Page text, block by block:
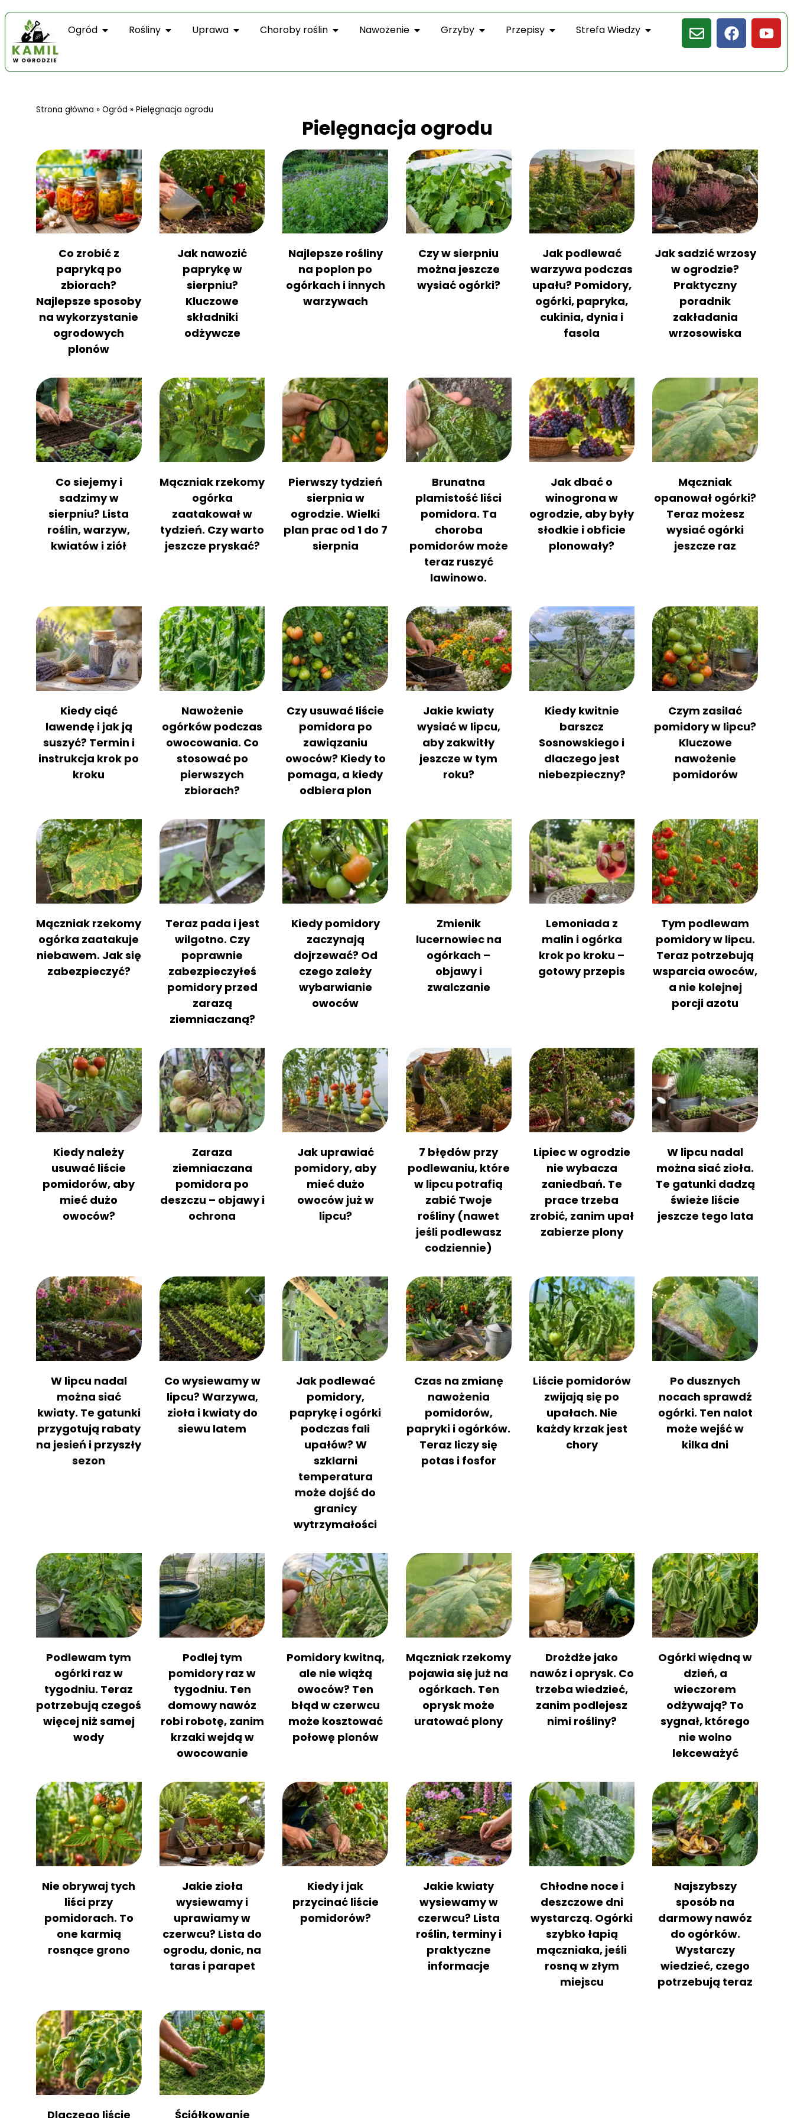
Ogród Rośliny Uprawa Choroby roślin Nawożenie Grzyby Przepisy Strefa Wiedzy
Strona główna »Ogród »Pielęgnacja ogrodu
Pielęgnacja ogrodu
Co zrobić z
papryką po
zbiorach?
Najlepsze sposoby
na wykorzystanie
ogrodowych
plonów
Jak nawozić
paprykę w
sierpniu?
Kluczowe
składniki
odżywcze
Najlepsze rośliny
na poplon po
ogórkach i innych
warzywach
Czy w sierpniu
można jeszcze
wysiać ogórki?
Jak podlewać
warzywa podczas
upału? Pomidory,
ogórki, papryka,
cukinia, dynia i
fasola
Jak sadzić wrzosy
w ogrodzie?
Praktyczny
poradnik
zakładania
wrzosowiska
Co siejemy i
sadzimy w
sierpniu? Lista
roślin, warzyw,
kwiatów i ziół
Mączniak rzekomy
ogórka
zaatakował w
tydzień. Czy warto
jeszcze pryskać?
Pierwszy tydzień
sierpnia w
ogrodzie. Wielki
plan prac od 1 do 7
sierpnia
Brunatna
plamistość liści
pomidora. Ta
choroba
pomidorów może
teraz ruszyć
lawinowo.
Jak dbać o
winogrona w
ogrodzie, aby były
słodkie i obficie
plonowały?
Mączniak
opanował ogórki?
Teraz możesz
wysiać ogórki
jeszcze raz
Kiedy ciąć
lawendę i jak ją
suszyć? Termin i
instrukcja krok po
kroku
Nawożenie
ogórków podczas
owocowania. Co
stosować po
pierwszych
zbiorach?
Czy usuwać liście
pomidora po
zawiązaniu
owoców? Kiedy to
pomaga, a kiedy
odbiera plon
Jakie kwiaty
wysiać w lipcu,
aby zakwitły
jeszcze w tym
roku?
Kiedy kwitnie
barszcz
Sosnowskiego i
dlaczego jest
niebezpieczny?
Czym zasilać
pomidory w lipcu?
Kluczowe
nawożenie
pomidorów
Mączniak rzekomy
ogórka zaatakuje
niebawem. Jak się
zabezpieczyć?
Teraz pada i jest
wilgotno. Czy
poprawnie
zabezpieczyłeś
pomidory przed
zarazą
ziemniaczaną?
Kiedy pomidory
zaczynają
dojrzewać? Od
czego zależy
wybarwianie
owoców
Zmienik
lucernowiec na
ogórkach –
objawy i
zwalczanie
Lemoniada z
malin i ogórka
krok po kroku –
gotowy przepis
Tym podlewam
pomidory w lipcu.
Teraz potrzebują
wsparcia owoców,
a nie kolejnej
porcji azotu
Kiedy należy
usuwać liście
pomidorów, aby
mieć dużo
owoców?
Zaraza
ziemniaczana
pomidora po
deszczu – objawy i
ochrona
Jak uprawiać
pomidory, aby
mieć dużo
owoców już w
lipcu?
7 błędów przy
podlewaniu, które
w lipcu potrafią
zabić Twoje
rośliny (nawet
jeśli podlewasz
codziennie)
Lipiec w ogrodzie
nie wybacza
zaniedbań. Te
prace trzeba
zrobić, zanim upał
zabierze plony
W lipcu nadal
można siać zioła.
Te gatunki dadzą
świeże liście
jeszcze tego lata
W lipcu nadal
można siać
kwiaty. Te gatunki
przygotują rabaty
na jesień i przyszły
sezon
Co wysiewamy w
lipcu? Warzywa,
zioła i kwiaty do
siewu latem
Jak podlewać
pomidory,
paprykę i ogórki
podczas fali
upałów? W
szklarni
temperatura
może dojść do
granicy
wytrzymałości
Czas na zmianę
nawożenia
pomidorów,
papryki i ogórków.
Teraz liczy się
potas i fosfor
Liście pomidorów
zwijają się po
upałach. Nie
każdy krzak jest
chory
Po dusznych
nocach sprawdź
ogórki. Ten nalot
może wejść w
kilka dni
Podlewam tym
ogórki raz w
tygodniu. Teraz
potrzebują czegoś
więcej niż samej
wody
Podlej tym
pomidory raz w
tygodniu. Ten
domowy nawóz
robi robotę, zanim
krzaki wejdą w
owocowanie
Pomidory kwitną,
ale nie wiążą
owoców? Ten
błąd w czerwcu
może kosztować
połowę plonów
Mączniak rzekomy
pojawia się już na
ogórkach. Ten
oprysk może
uratować plony
Drożdże jako
nawóz i oprysk. Co
trzeba wiedzieć,
zanim podlejesz
nimi rośliny?
Ogórki więdną w
dzień, a
wieczorem
odżywają? To
sygnał, którego
nie wolno
lekceważyć
Nie obrywaj tych
liści przy
pomidorach. To
one karmią
rosnące grono
Jakie zioła
wysiewamy i
uprawiamy w
czerwcu? Lista do
ogrodu, donic, na
taras i parapet
Kiedy i jak
przycinać liście
pomidorów?
Jakie kwiaty
wysiewamy w
czerwcu? Lista
roślin, terminy i
praktyczne
informacje
Chłodne noce i
deszczowe dni
wystarczą. Ogórki
szybko łapią
mączniaka, jeśli
rosną w złym
miejscu
Najszybszy
sposób na
darmowy nawóz
do ogórków.
Wystarczy
wiedzieć, czego
potrzebują teraz
Dlaczego liście Ściółkowanie